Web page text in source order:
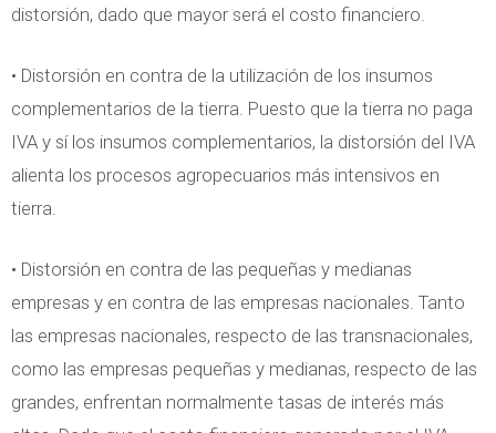
distorsión, dado que mayor será el costo financiero.
• Distorsión en contra de la utilización de los insumos
complementarios de la tierra. Puesto que la tierra no paga
IVA y sí los insumos complementarios, la distorsión del IVA
alienta los procesos agropecuarios más intensivos en
tierra.
• Distorsión en contra de las pequeñas y medianas
empresas y en contra de las empresas nacionales. Tanto
las empresas nacionales, respecto de las transnacionales,
como las empresas pequeñas y medianas, respecto de las
grandes, enfrentan normalmente tasas de interés más